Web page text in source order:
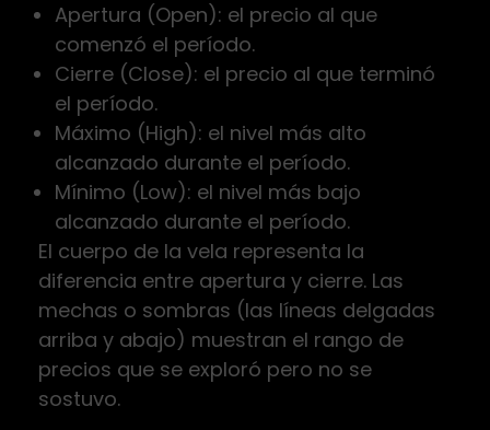
Apertura (Open): el precio al que
comenzó el período.
Cierre (Close): el precio al que terminó
el período.
Máximo (High): el nivel más alto
alcanzado durante el período.
Mínimo (Low): el nivel más bajo
alcanzado durante el período.
El cuerpo de la vela representa la
diferencia entre apertura y cierre. Las
mechas o sombras (las líneas delgadas
arriba y abajo) muestran el rango de
precios que se exploró pero no se
sostuvo.